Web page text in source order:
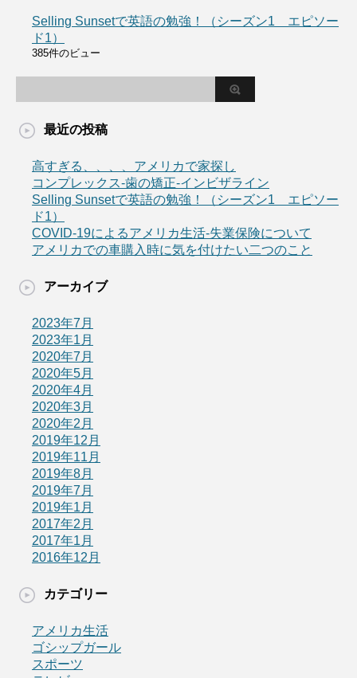
Selling Sunsetで英語の勉強！（シーズン1 エピソー
ド1）
385件のビュー
最近の投稿
高すぎる、、、、アメリカで家探し
コンプレックス-歯の矯正-インビザライン
Selling Sunsetで英語の勉強！（シーズン1 エピソー
ド1）
COVID-19によるアメリカ生活-失業保険について
アメリカでの車購入時に気を付けたい二つのこと
アーカイブ
2023年7月
2023年1月
2020年7月
2020年5月
2020年4月
2020年3月
2020年2月
2019年12月
2019年11月
2019年8月
2019年7月
2019年1月
2017年2月
2017年1月
2016年12月
カテゴリー
アメリカ生活
ゴシップガール
スポーツ